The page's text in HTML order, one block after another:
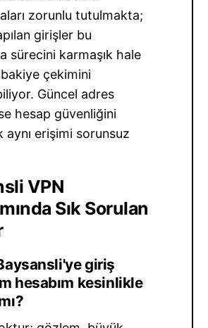
zorunlu tutulmakta;
girişler bu
sürecini karmaşık hale
çekimini
Güncel adres
hesap güvenliğini
aynı erişimi sorunsuz
VPN
Sık Sorulan
giriş
hesabım kesinlikle